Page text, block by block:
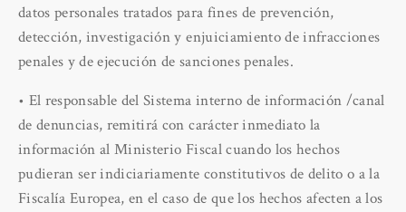
datos personales tratados para fines de prevención,
detección, investigación y enjuiciamiento de infracciones
penales y de ejecución de sanciones penales.
• El responsable del Sistema interno de información /canal
de denuncias, remitirá con carácter inmediato la
información al Ministerio Fiscal cuando los hechos
pudieran ser indiciariamente constitutivos de delito o a la
Fiscalía Europea, en el caso de que los hechos afecten a los